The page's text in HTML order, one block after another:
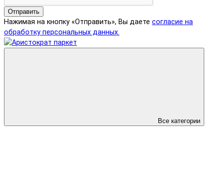
Отправить
Нажимая на кнопку «Отправить», Вы даете согласие на
обработку персональных данных.
Все категории